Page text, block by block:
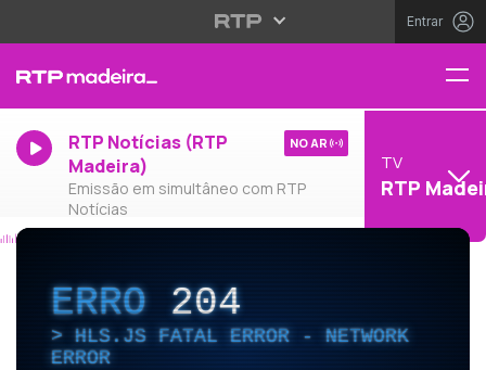
Entrar
RTP Notícias (RTP
Madeira)
Emissão em simultâneo com RTP
Notícias
NO AR
TV
RTP
ERRO204
HLS.JS FATAL ERROR - NETWORK
ERROR